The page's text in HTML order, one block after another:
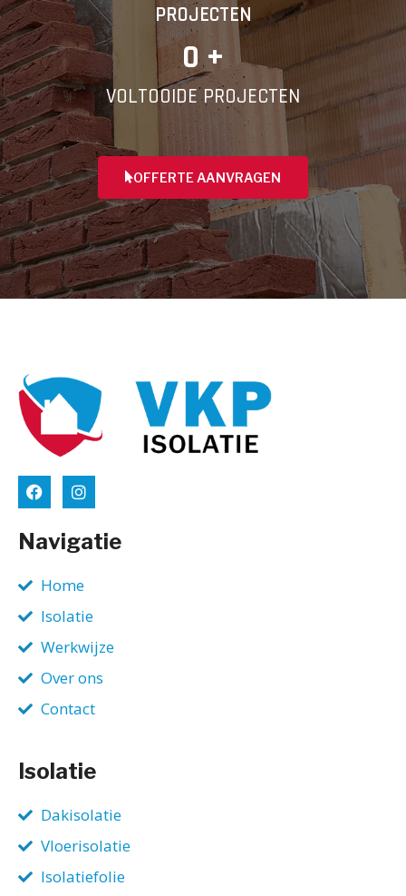
PROJECTEN
0 +
VOLTOOIDE PROJECTEN
OFFERTE AANVRAGEN
Navigatie
Home
Isolatie
Werkwijze
Over ons
Contact
Isolatie
Dakisolatie
Vloerisolatie
Isolatiefolie